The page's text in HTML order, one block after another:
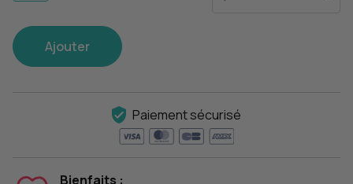
Ajouter
Paiement sécurisé
Bienfaits :